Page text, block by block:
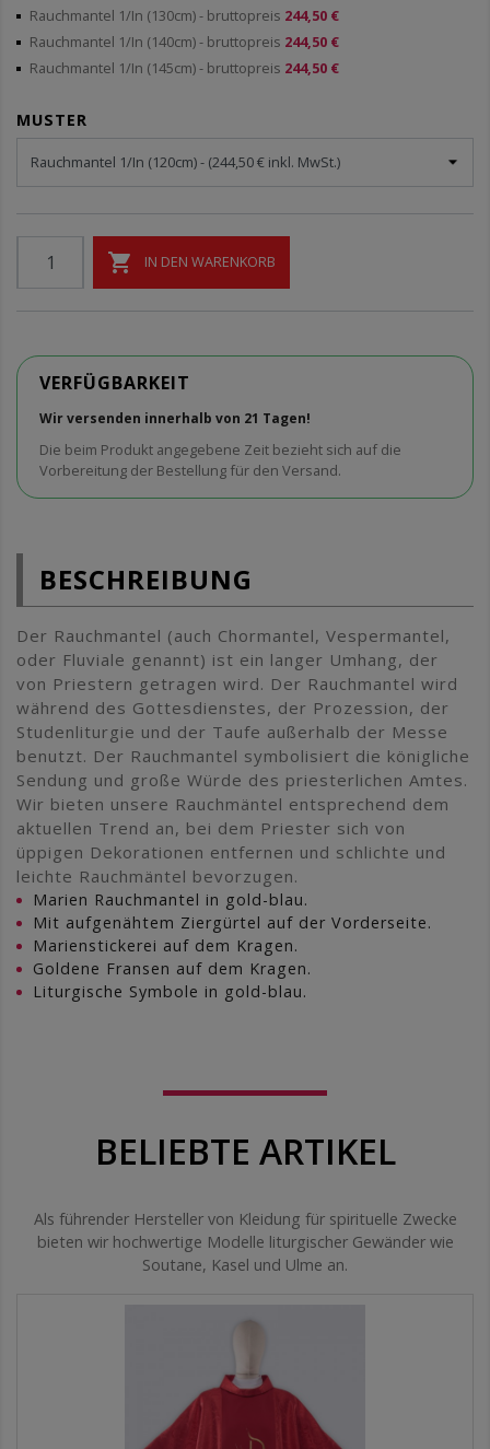
Rauchmantel 1/In (130cm)- bruttopreis 244,50 €
Rauchmantel 1/In (140cm)- bruttopreis 244,50 €
Rauchmantel 1/In (145cm)- bruttopreis 244,50 €
MUSTER
 IN DEN WARENKORB
VERFÜGBARKEIT
Wir versenden innerhalb von 21 Tagen!
Die beim Produkt angegebene Zeit bezieht sich auf die
Vorbereitung der Bestellung für den Versand.
BESCHREIBUNG
Der Rauchmantel (auch Chormantel, Vespermantel,
oder Fluviale genannt) ist ein langer Umhang, der
von Priestern getragen wird. Der Rauchmantel wird
während des Gottesdienstes, der Prozession, der
Studenliturgie und der Taufe außerhalb der Messe
benutzt. Der Rauchmantel symbolisiert die königliche
Sendung und große Würde des priesterlichen Amtes.
Wir bieten unsere Rauchmäntel entsprechend dem
aktuellen Trend an, bei dem Priester sich von
üppigen Dekorationen entfernen und schlichte und
leichte Rauchmäntel bevorzugen.
Marien Rauchmantel in gold-blau.
Mit aufgenähtem Ziergürtel auf der Vorderseite.
Marienstickerei auf dem Kragen.
Goldene Fransen auf dem Kragen.
Liturgische Symbole in gold-blau.
BELIEBTE ARTIKEL
Als führender Hersteller von Kleidung für spirituelle Zwecke
bieten wir hochwertige Modelle liturgischer Gewänder wie
Soutane, Kasel und Ulme an.